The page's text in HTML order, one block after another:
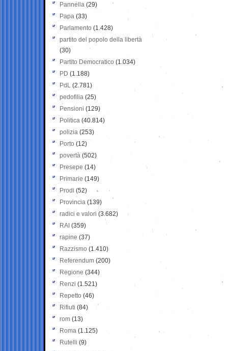
Pannella (29)
Papa (33)
Parlamento (1.428)
partito del popolo della libertà
(30)
Partito Democratico (1.034)
PD (1.188)
PdL (2.781)
pedofilia (25)
Pensioni (129)
Politica (40.814)
polizia (253)
Porto (12)
povertà (502)
Presepe (14)
Primarie (149)
Prodi (52)
Provincia (139)
radici e valori (3.682)
RAI (359)
rapine (37)
Razzismo (1.410)
Referendum (200)
Regione (344)
Renzi (1.521)
Repetto (46)
Rifiuti (84)
rom (13)
Roma (1.125)
Rutelli (9)